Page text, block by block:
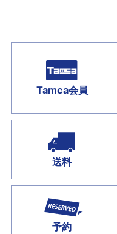
Tamca会員
送料
予約